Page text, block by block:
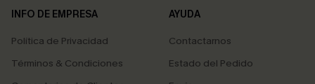
INFO DE EMPRESA
Política de Privacidad
Términos & Condiciones
AYUDA
Contactarnos
Estado del Pedido